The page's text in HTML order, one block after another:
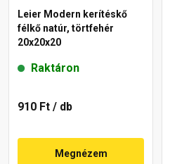
Leier Modern kerítéskő
félkő natúr, törtfehér
20x20x20
Raktáron
910 Ft / db
Megnézem